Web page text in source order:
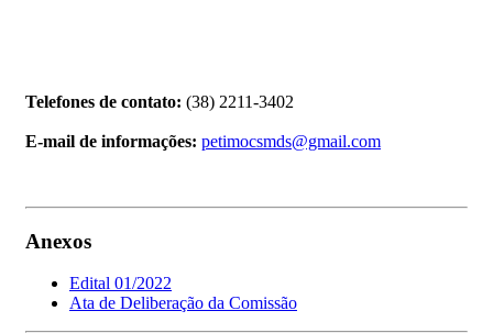
Telefones de contato: (38) 2211-3402
E-mail de informações: petimocsmds@gmail.com
Anexos
Edital 01/2022
Ata de Deliberação da Comissão